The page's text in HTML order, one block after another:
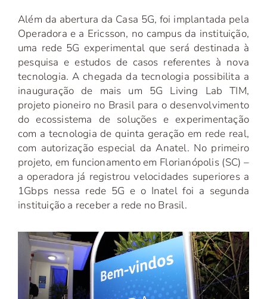
Além da abertura da Casa 5G, foi implantada pela
Operadora e a Ericsson, no campus da instituição,
uma rede 5G experimental que será destinada à
pesquisa e estudos de casos referentes à nova
tecnologia. A chegada da tecnologia possibilita a
inauguração de mais um 5G Living Lab TIM,
projeto pioneiro no Brasil para o desenvolvimento
do ecossistema de soluções e experimentação
com a tecnologia de quinta geração em rede real,
com autorização especial da Anatel. No primeiro
projeto, em funcionamento em Florianópolis (SC) –
a operadora já registrou velocidades superiores a
1Gbps nessa rede 5G e o Inatel foi a segunda
instituição a receber a rede no Brasil.